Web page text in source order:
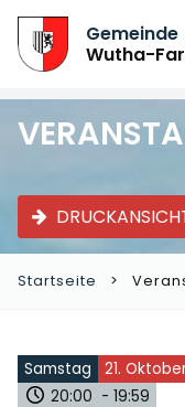
Gemeinde
Wutha-
Startseite
Samstag 21.
20:00 - 19:59